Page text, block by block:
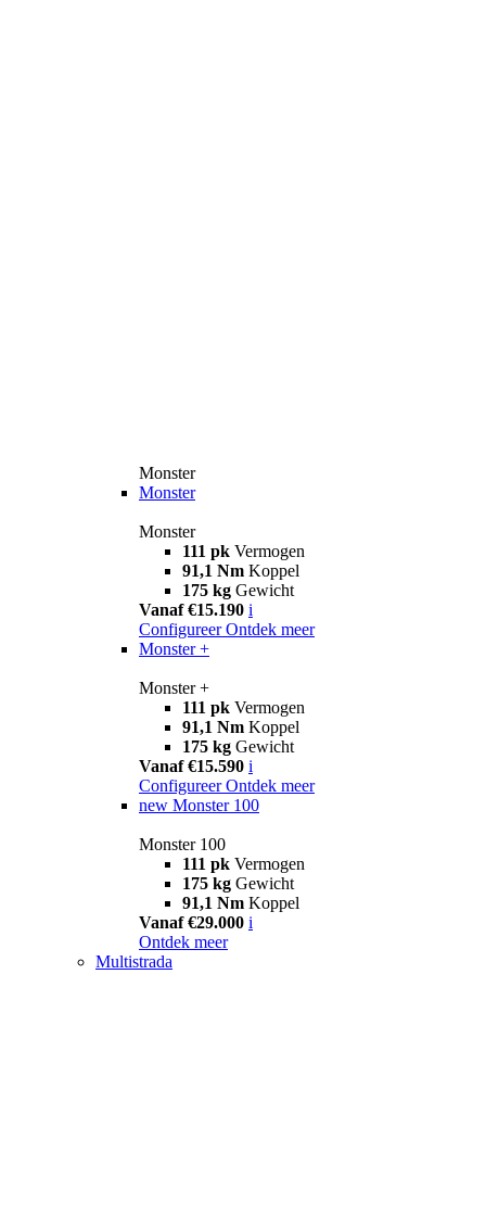
Monster
Monster
Monster
111 pk Vermogen
91,1 Nm Koppel
175 kg Gewicht
Vanaf €15.190 i
Configureer Ontdek meer
Monster +
Monster +
111 pk Vermogen
91,1 Nm Koppel
175 kg Gewicht
Vanaf €15.590 i
Configureer Ontdek meer
new Monster 100
Monster 100
111 pk Vermogen
175 kg Gewicht
91,1 Nm Koppel
Vanaf €29.000 i
Ontdek meer
Multistrada